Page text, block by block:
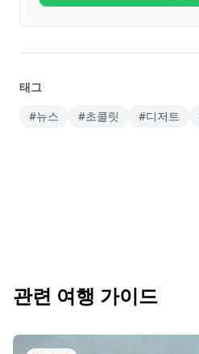
태그
#뉴스
#초콜릿 #디저트
관련 여행 가이드